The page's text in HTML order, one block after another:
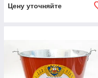
Цену уточняйте